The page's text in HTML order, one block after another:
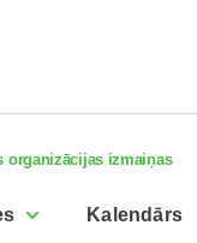
organizācijas izmaiņas
Kalendārs